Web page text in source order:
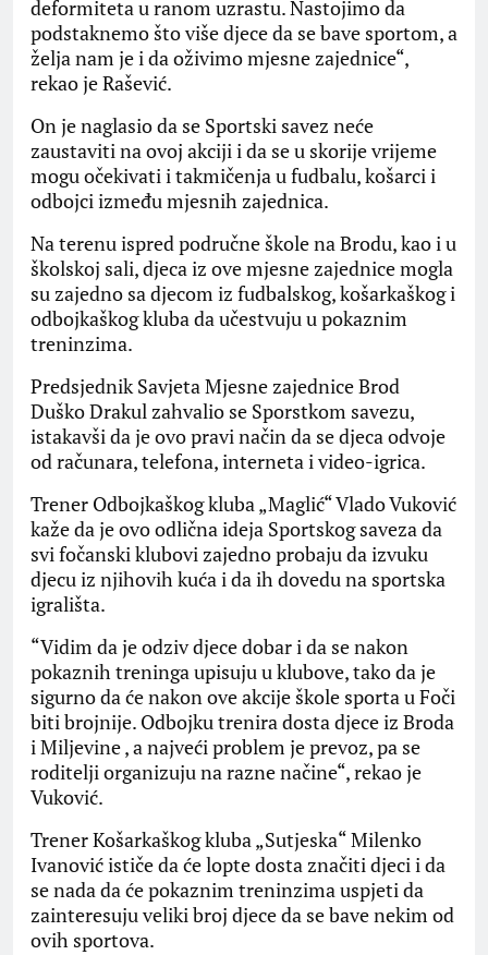
deformiteta u ranom uzrastu. Nastojimo da
podstaknemo što više djece da se bave sportom, a
želja nam je i da oživimo mjesne zajednice“,
rekao je Rašević.
On je naglasio da se Sportski savez neće
zaustaviti na ovoj akciji i da se u skorije vrijeme
mogu očekivati i takmičenja u fudbalu, košarci i
odbojci između mjesnih zajednica.
Na terenu ispred područne škole na Brodu, kao i u
školskoj sali, djeca iz ove mjesne zajednice mogla
su zajedno sa djecom iz fudbalskog, košarkaškog i
odbojkaškog kluba da učestvuju u pokaznim
treninzima.
Predsjednik Savjeta Mjesne zajednice Brod
Duško Drakul zahvalio se Sporstkom savezu,
istakavši da je ovo pravi način da se djeca odvoje
od računara, telefona, interneta i video-igrica.
Trener Odbojkaškog kluba „Maglić“ Vlado Vuković
kaže da je ovo odlična ideja Sportskog saveza da
svi fočanski klubovi zajedno probaju da izvuku
djecu iz njihovih kuća i da ih dovedu na sportska
igrališta.
“Vidim da je odziv djece dobar i da se nakon
pokaznih treninga upisuju u klubove, tako da je
sigurno da će nakon ove akcije škole sporta u Foči
biti brojnije. Odbojku trenira dosta djece iz Broda
i Miljevine , a najveći problem je prevoz, pa se
roditelji organizuju na razne načine“, rekao je
Vuković.
Trener Košarkaškog kluba „Sutjeska“ Milenko
Ivanović ističe da će lopte dosta značiti djeci i da
se nada da će pokaznim treninzima uspjeti da
zainteresuju veliki broj djece da se bave nekim od
ovih sportova.